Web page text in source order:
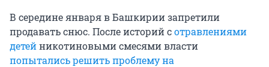
В середине января в Башкирии запретили
продавать снюс. После историй сотравлениями
детейникотиновыми смесями власти
попытались решить проблему на